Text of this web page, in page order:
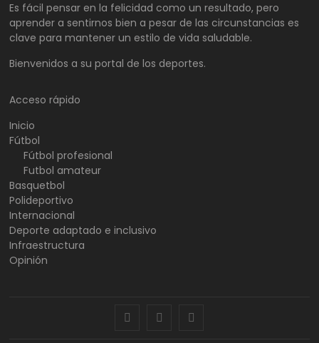
Es fácil pensar en la felicidad como un resultado, pero
aprender a sentirnos bien a pesar de las circunstancias es
clave para mantener un estilo de vida saludable.
Bienvenidos a su portal de los deportes.
Acceso rápido
Inicio
Fútbol
Fútbol profesional
Futbol amateur
Basquetbol
Polideportivo
Internacional
Deporte adaptado e inclusivo
Infraestructura
Opinión
facebook twitter